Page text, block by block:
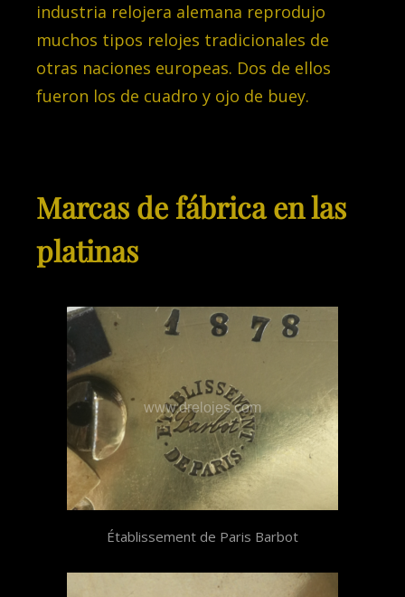
industria relojera alemana reprodujo
muchos tipos relojes tradicionales de
otras naciones europeas. Dos de ellos
fueron los de cuadro y ojo de buey.
Marcas de fábrica en las
platinas
Établissement de Paris Barbot